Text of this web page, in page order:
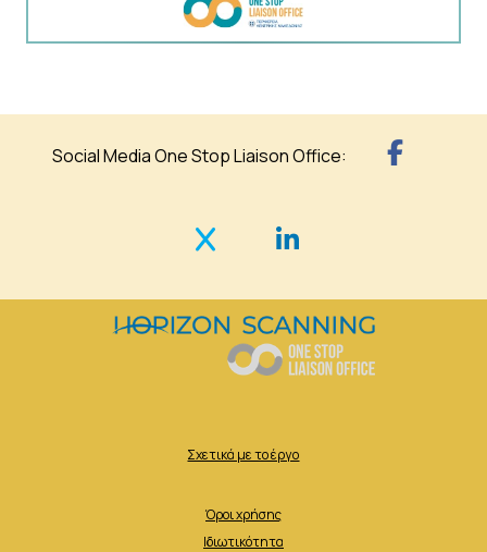
Social Media One Stop Liaison Office:
Σχετικά με το έργο
Όροι χρήσης
Ιδιωτικότητα